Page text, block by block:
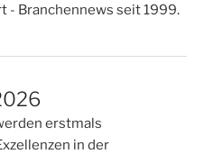
- Branchennews seit 1999.
erstmals
in der